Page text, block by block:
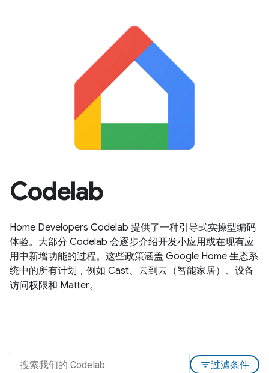
Codelab
Home Developers Codelab 提供了一种引导式实操型编码
体验。大部分 Codelab 会逐步介绍开发小应用或在现有应
用中新增功能的过程。这些政策涵盖 Google Home 生态系
统中的所有计划，例如 Cast、云到云（智能家居）、设备
访问权限和 Matter。
filter_list过滤条件